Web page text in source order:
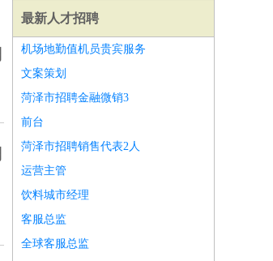
最新人才招聘
机场地勤值机员贵宾服务
文案策划
菏泽市招聘金融微销3
前台
菏泽市招聘销售代表2人
运营主管
饮料城市经理
客服总监
全球客服总监